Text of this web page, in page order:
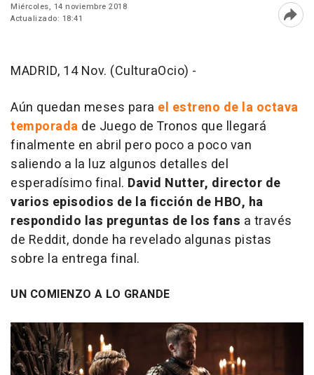
Miércoles, 14 noviembre 2018
Actualizado: 18:41
MADRID, 14 Nov. (CulturaOcio) -
Aún quedan meses para el estreno de la octava
temporada de Juego de Tronos que llegará
finalmente en abril pero poco a poco van
saliendo a la luz algunos detalles del
esperadísimo final. David Nutter, director de
varios episodios de la ficción de HBO, ha
respondido las preguntas de los fans a través
de Reddit, donde ha revelado algunas pistas
sobre la entrega final.
UN COMIENZO A LO GRANDE